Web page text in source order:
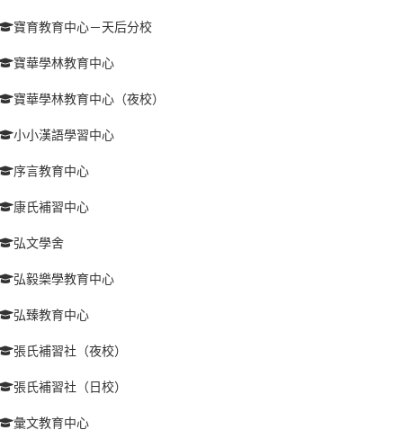
寶育教育中心－天后分校
寶華學林教育中心
寶華學林教育中心（夜校）
小小漢語學習中心
序言教育中心
康氏補習中心
弘文學舍
弘毅樂學教育中心
弘臻教育中心
張氏補習社（夜校）
張氏補習社（日校）
彙文教育中心